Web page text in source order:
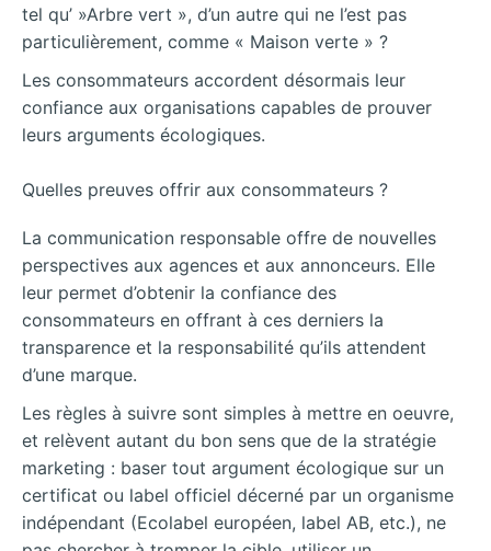
tel qu’ »Arbre vert », d’un autre qui ne l’est pas
particulièrement, comme « Maison verte » ?
Les consommateurs accordent désormais leur
confiance aux organisations capables de prouver
leurs arguments écologiques.
Quelles preuves offrir aux consommateurs ?
La communication responsable offre de nouvelles
perspectives aux agences et aux annonceurs. Elle
leur permet d’obtenir la confiance des
consommateurs en offrant à ces derniers la
transparence et la responsabilité qu’ils attendent
d’une marque.
Les règles à suivre sont simples à mettre en oeuvre,
et relèvent autant du bon sens que de la stratégie
marketing : baser tout argument écologique sur un
certificat ou label officiel décerné par un organisme
indépendant (Ecolabel européen, label AB, etc.), ne